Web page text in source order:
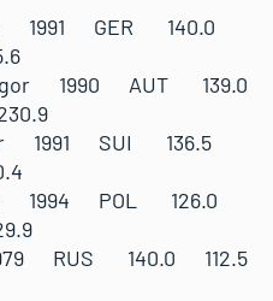
1991 GER 140.0
1990 AUT 139.0
1991 SUI 136.5
1994 POL 126.0
RUS 140.0 112.5